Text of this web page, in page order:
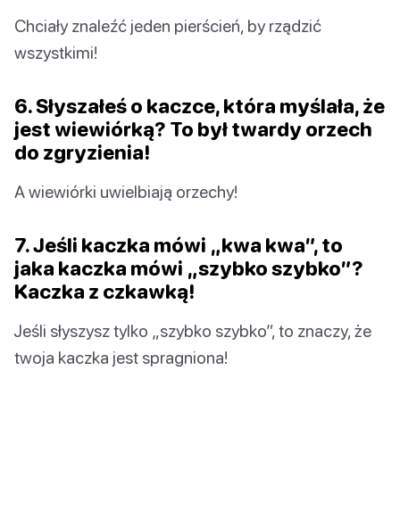
Chciały znaleźć jeden pierścień, by rządzić
wszystkimi!
6. Słyszałeś o kaczce, która myślała, że
jest wiewiórką? To był twardy orzech
do zgryzienia!
A wiewiórki uwielbiają orzechy!
7. Jeśli kaczka mówi „kwa kwa”, to
jaka kaczka mówi „szybko szybko”?
Kaczka z czkawką!
Jeśli słyszysz tylko „szybko szybko”, to znaczy, że
twoja kaczka jest spragniona!